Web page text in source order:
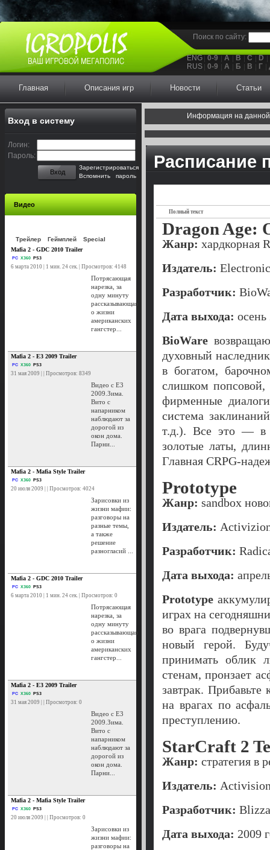
Поиск по сайту:
ENG 0-9 A B C
D
RUS 0-9 А Б В Г
Главная Описания игр Новости Статьи
Вход в систему
Логин:
Пароль:
Вход
Зарегистрироваться
Вспомнить пароль
Видео
Трейлер Геймплей
Special
Mafia 2 - GDC 2010 Trailer
PC X360 PS3
6 марта 2010 | 1 мин. 24 сек. | Просмотров: 4148
Потрясающая
нарезка, за
одну минуту
рассказывающая
о жизни
американских
гангстер...
Mafia 2 - E3 2009 Trailer
PC X360 PS3
31 мая 2009 | | Просмотров: 8349
Видео с E3
2009.Зима.
Вито с
напарником
наблюдают за
дорогой из
окон дома.
Парни...
Mafia 2 - Mafia Style Trailer
PC X360 PS3
20 июля 2009 | | Просмотров: 4024
Зарисовки из
жизни мафии:
разговоры на
разные темы,
а также
решение
разногласий ...
Mafia 2 - GDC 2010 Trailer
PC X360 PS3
6 марта 2010 | 1 мин. 24 сек. | Просмотров: 0
Потрясающая
нарезка, за
одну минуту
рассказывающая
о жизни
американских
гангстер...
Mafia 2 - E3 2009 Trailer
PC X360 PS3
31 мая 2009 | | Просмотров: 0
Видео с E3
2009.Зима.
Вито с
напарником
наблюдают за
дорогой из
окон дома.
Парни...
Mafia 2 - Mafia Style Trailer
PC X360 PS3
20 июля 2009 | | Просмотров: 0
Зарисовки из
жизни мафии:
разговоры на
Информация на
Расписание
Полный текст
Dragon Age:
Жанр: хардкорная
Издатель:
Разработчик:
Дата выхода: осень
BioWare
духовный
в богатом,
слишком попсовой,
фирменные
система
т.д.). Все это — в
золотые латы,
Главная CRPG-
Prototype
Жанр: sandbox
Издатель:
Разработчик:
Дата выхода:
Prototype
играх на
во врага
новый герой.
принимать облик
стенам, пронзает
завтрак.
на врагах по
преступлению.
StarCraft 2
Жанр: стратегия в
Издатель:
Разработчик:
Дата выхода: 2009